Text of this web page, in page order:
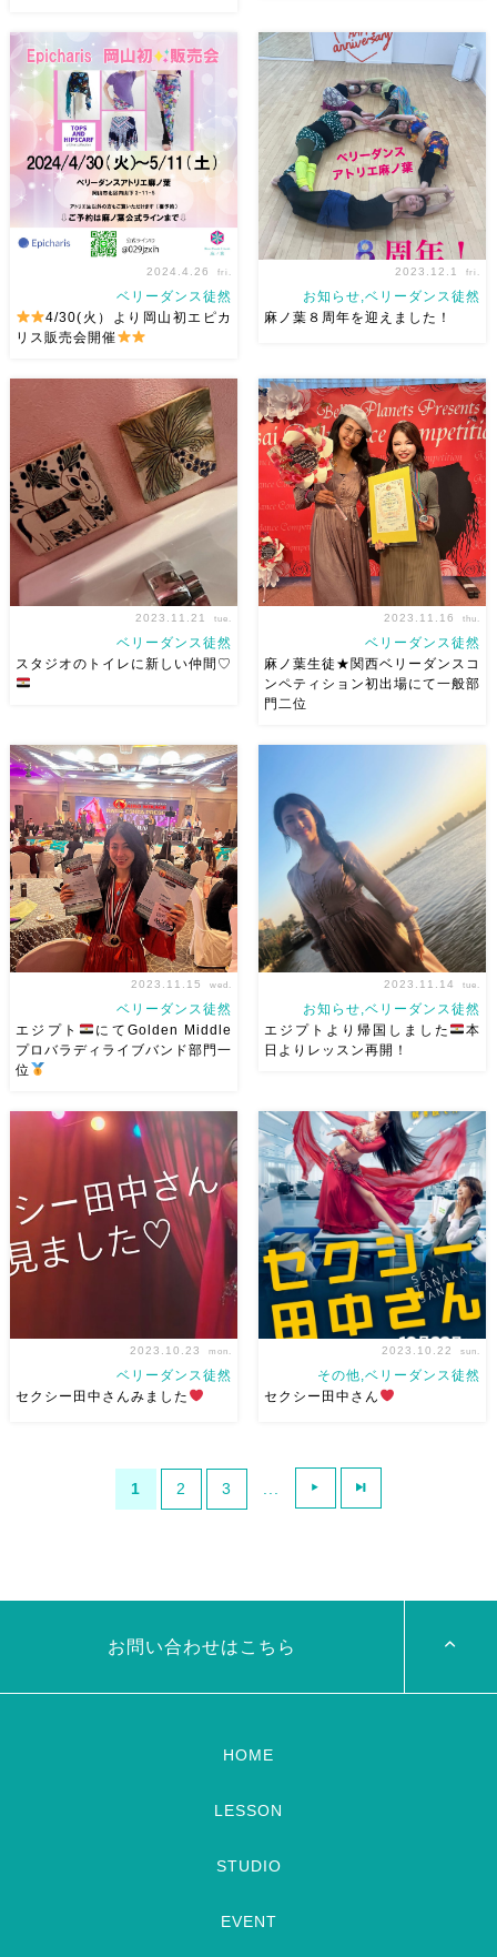
2/24(月祝）に香川の Yucco先
生主催でAwalem WSを開催さ
せていただくにあたり想いを綴
りました（最初の写真は
Semsemayaです) ①フォーク
ロアダンスって？②Awalemっ
て何？③A […]
岡山ドラムソロトレーニングに
大阪から来てくれたシャムーサ
さん
そして前回シャムーサ
ちゃんが帰りに出会って麻ノ葉
を紹介してくれ、麻ノ葉でベリ
ーダンスを始めたレイコさん
今回のドラムソロトレーニング
で […]
大阪でオリジナルレッスン着を
制作されているエピカリスさん
の岡山初の販売会を麻ノ葉にて
開催します アトリエ生以外で
もご覧いただけます（ご予約く
ださい） ご自身もベリーダン
スをされていらっしゃってとて
も着 […]
2024.4.26 fri.
ベリーダンス徒然
4/30(火）より岡山初エピカ
リス販売会開催
皆様のおかげで麻ノ葉は8周
年。 ほんとに、感謝しかあり
ません 生徒のみんな本当にあ
りがとう！ 来年は9周年に向け
て、じっくりベリーダンスを突
き進んでいきたいと思っていま
す！ 2024/3/20水祝は発 […]
2023.12.1 fri.
お知らせ,ベリーダンス徒然
麻ノ葉８周年を迎えました！
タイル2枚 ヤシの木とロバ エジ
プトの田舎といえば、ヤシの木
とロバ！！ 思い出を連れて帰
りました サフィになんでロバ
ばっかり買うんだと言われたい
い思い出。 スタジオで見つけ
[…]
2023.11.21 tue.
ベリーダンス徒然
スタジオのトイレに新しい仲間♡
ほんと、リーナちゃんの頑張
り、集中には尊敬します！ そ
して、めっちゃ素敵だったー
おめでとう 帰りに焼き鳥よっ
[…]
2023.11.16 thu.
ベリーダンス徒然
麻ノ葉生徒★関西ベリーダンスコ
ンペティション初出場にて一般部
門二位
ミラージュフェスティバルの
Golden Middle部門にて、プロ
バラディライブバンド部門一
位、プロオリエンタルCD部門
二位、プロオリエンタルライブ
バンド部門二位をいただき […]
2023.11.15 wed.
ベリーダンス徒然
エジプト
にてGolden Middle
プロバラディライブバンド部門一
位
渡航は行く前からドタバタで、
最終的に行くこと決めたのも４
日？前。 飛行機乗ろうと思っ
たら容量あんまり見ずに安いチ
ケットを買ったせいで、早速超
超過し、アキコさんに超迷惑を
かけ […]
2023.11.14 tue.
お知らせ,ベリーダンス徒然
エジプトより帰国しました
本
日よりレッスン再開！
セクシー田中さんみなさん見ま
したか？？ 私はティーバーで
オンタイム配信見ました 初っ
主人公のSali […]
2023.10.23 mon.
ベリーダンス徒然
セクシー田中さんみました
本日10/22(日）からスタートで
すね！ ドラマ、セクシー田中
さん漫画途中まで読んだけど面
ぅ！ テレビなくて諦めてた人
2023.10.22 sun.
その他,ベリーダンス徒然
セクシー田中さん
1 2 3
お問い合わせはこちら
HOME
LESSON
STUDIO
EVENT